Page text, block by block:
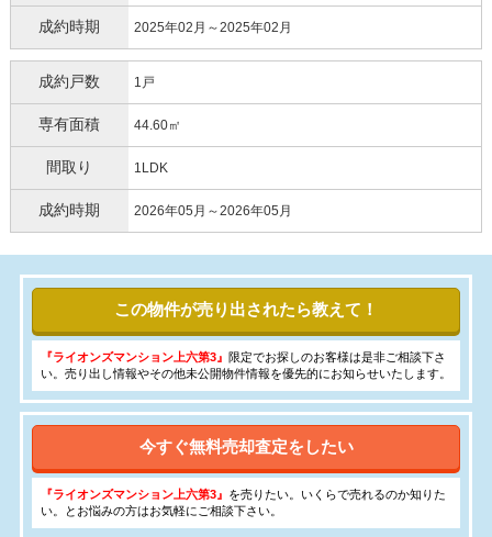
成約時期 2025年02月～2025年02月
成約戸数 1戸
専有面積 44.60㎡
間取り 1LDK
成約時期 2026年05月～2026年05月
この物件が売り出されたら教えて！
『ライオンズマンション上六第3』 限定でお探しのお客様は是非ご相談下さ
い。売り出し情報やその他未公開物件情報を優先的にお知らせいたします。
今すぐ無料売却査定をしたい
『ライオンズマンション上六第3』 を売りたい。いくらで売れるのか知りた
い。とお悩みの方はお気軽にご相談下さい。